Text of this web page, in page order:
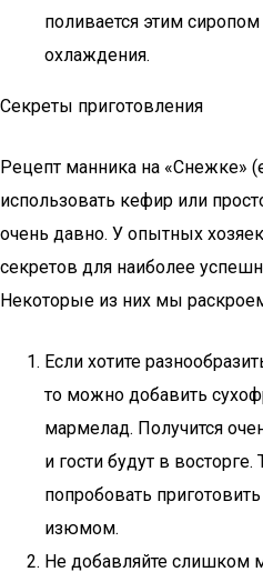
поливается этим сиропом
охлаждения.
Секреты приготовления
Рецепт манника на «Снежке»
использовать кефир или
очень давно. У опытных
секретов для наиболее
Некоторые из них мы
Если хотите
то можно добавить
мармелад. Получится
и гости будут в
попробовать
изюмом.
Не добавляйте слишком